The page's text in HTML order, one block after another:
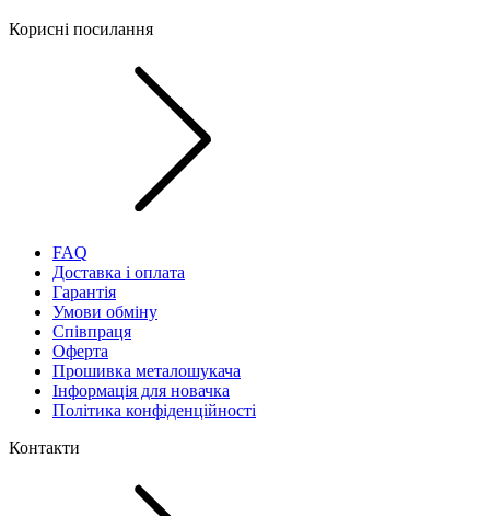
Корисні посилання
FAQ
Доставка і оплата
Гарантія
Умови обміну
Співпраця
Оферта
Прошивка металошукача
Інформація для новачка
Політика конфіденційності
Контакти